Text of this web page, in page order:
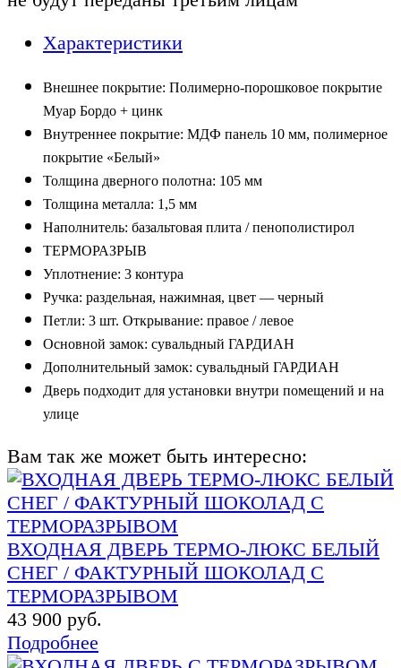
Характеристики
Внешнее покрытие: Полимерно-порошковое покрытие
Муар Бордо + цинк
Внутреннее покрытие: МДФ панель 10 мм, полимерное
покрытие «Белый»
Толщина дверного полотна: 105 мм
Толщина металла: 1,5 мм
Наполнитель: базальтовая плита /пенополистирол
ТЕРМОРАЗРЫВ
Уплотнение: 3 контура
Ручка: раздельная, нажимная, цвет — черный
Петли: 3 шт. Открывание: правое / левое
Основной замок: сувальдный ГАРДИАН
Дополнительный замок: сувальдный ГАРДИАН
Дверь подходит для установки внутри помещений и на
улице
Вам так же может быть интересно:
ВХОДНАЯ ДВЕРЬ ТЕРМО-ЛЮКС БЕЛЫЙ
СНЕГ / ФАКТУРНЫЙ ШОКОЛАД С
ТЕРМОРАЗРЫВОМ
43 900 руб.
Подробнее